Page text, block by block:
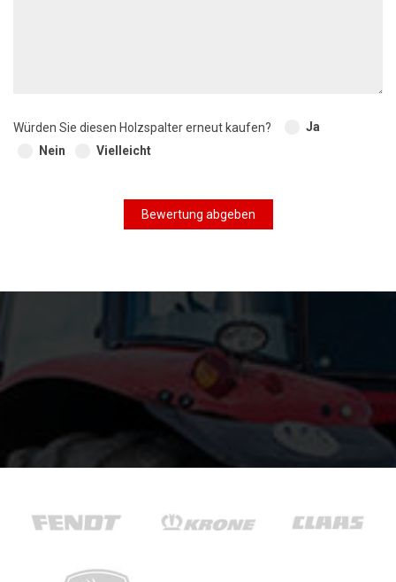
Würden Sie diesen Holzspalter erneut kaufen?
Ja
Nein
Vielleicht
Bewertung abgeben